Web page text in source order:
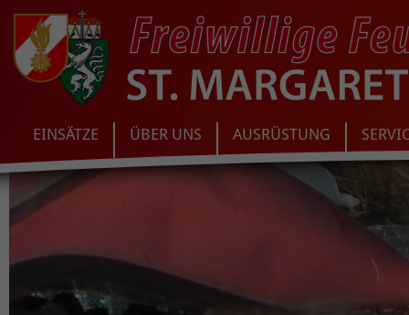
EINSÄTZE ÜBER UNS AUSRÜSTUNG